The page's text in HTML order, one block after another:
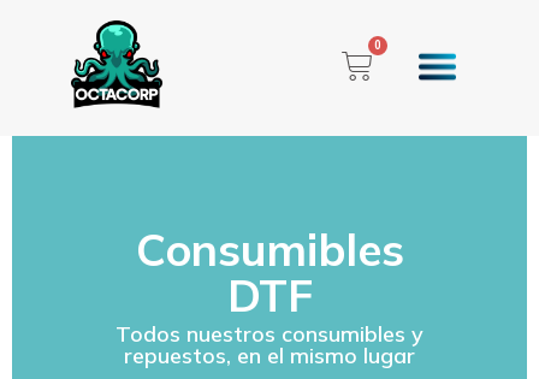
0
Consumibles
DTF
Todos nuestros consumibles y
repuestos, en el mismo lugar